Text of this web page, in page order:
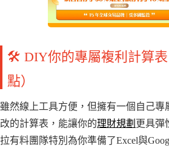
🛠️ DIY你的專屬複利計算
點）
雖然線上工具方便，但擁有一個自己專
改的計算表，能讓你的理財規劃 更具彈
拉有料團隊特別為你準備了Excel與